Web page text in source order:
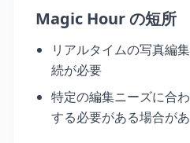
Magic Hour の短所
リアルタイムの写真編
続が必要
特定の編集ニーズに合
する必要がある場合が